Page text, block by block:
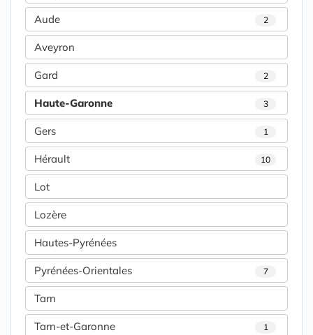
Aude 2
Aveyron
Gard 2
Haute-Garonne 3
Gers 1
Hérault 10
Lot
Lozère
Hautes-Pyrénées
Pyrénées-Orientales 7
Tarn
Tarn-et-Garonne 1